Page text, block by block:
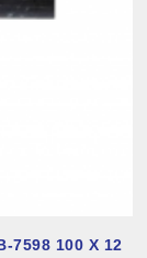
7598 100 X 12